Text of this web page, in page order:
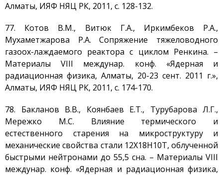
Алматы, ИЯФ НЯЦ РК, 2011, с. 128-132.
77. Котов В.М., Витюк Г.А., Иркимбеков Р.А.,
Мухаметжарова Р.А. Сопряжение тяжеловодного
газоох-лаждаемого реактора с циклом Ренкина. –
Материалы VIII междунар. конф. «Ядерная и
радиационная физика, Алматы, 20-23 сент. 2011 г.»,
Алматы, ИЯФ НЯЦ РК, 2011, с. 174-170.
78. Бакланов В.В., Коянбаев Е.Т., Турубарова Л.Г.,
Мережко М.С. Влияние термического и
естественного старения на микроструктуру и
механические свойства стали 12Х18Н10Т, облученной
быстрыми нейтронами до 55,5 сна. – Материалы VIII
междунар. конф. «Ядерная и радиационная физика,